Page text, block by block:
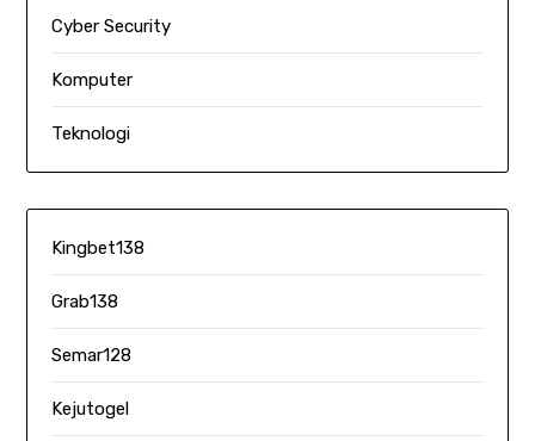
Cyber Security
Komputer
Teknologi
Kingbet138
Grab138
Semar128
Kejutogel